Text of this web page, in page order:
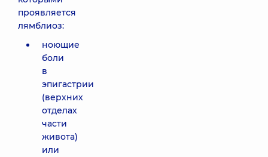
проявляется
лямблиоз:
ноющие
боли
в
эпигастрии
(верхних
отделах
части
живота)
или